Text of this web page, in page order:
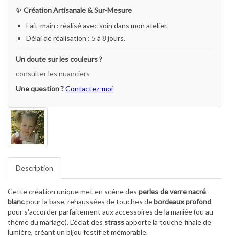
✨ Création Artisanale & Sur-Mesure
Fait-main : réalisé avec soin dans mon atelier.
Délai de réalisation : 5 à 8 jours.
Un doute sur les couleurs ?
consulter les nuanciers
Une question ?Contactez-moi
Description
Cette création unique met en scène des perles de verre nacré
blancpour la base, rehaussées de touches debordeaux profond
pour s'accorder parfaitement aux accessoires de la mariée (ou au
thème du mariage). L'éclat des strassapporte la touche finale de
lumière, créant un bijou festif et mémorable.